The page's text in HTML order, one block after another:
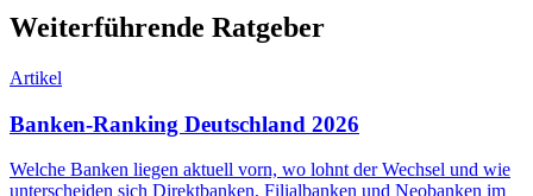
Weiterführende Ratgeber
Artikel
Banken-Ranking Deutschland 2026
Welche Banken liegen aktuell vorn, wo lohnt der Wechsel und wie
unterscheiden sich Direktbanken, Filialbanken und Neobanken im